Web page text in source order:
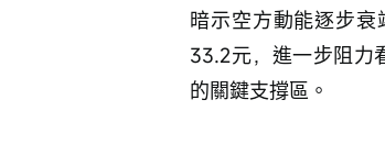
暗示空方動能逐步
33.2元，進一步阻力
的關鍵支撐區。